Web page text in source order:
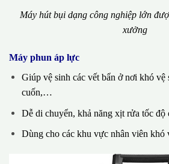
Máy hút bụi dạng công nghiệp lớn
xưởng
Máy phun áp lực
Giúp vệ sinh các vết bẩn ở nơi khó vệ
cuốn,…
Dễ di chuyển, khả năng xịt rửa tốc độ
Dùng cho các khu vực nhân viên khó